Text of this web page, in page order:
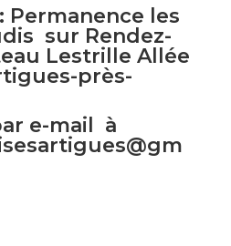
Permanence les
sur Rendez-
Lestrille Allée
près-
e-mail à